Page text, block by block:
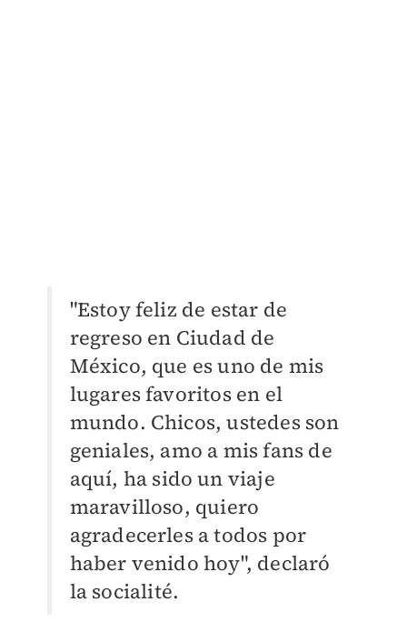
"Estoy feliz de estar de
regreso en Ciudad de
México, que es uno de mis
lugares favoritos en el
mundo. Chicos, ustedes son
geniales, amo a mis fans de
aquí, ha sido un viaje
maravilloso, quiero
agradecerles a todos por
haber venido hoy", declaró
la socialité.